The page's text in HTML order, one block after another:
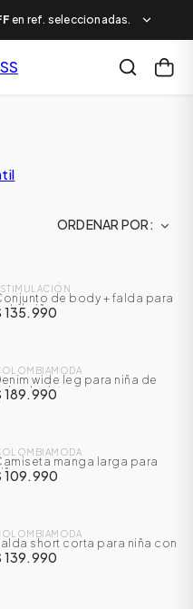
en ref. seleccionadas.
ORDENAR POR
de body + falda para
niña
135.990
wide leg para niña de
print
189.990
manga larga para
109.990
short corta para niña con
139.990